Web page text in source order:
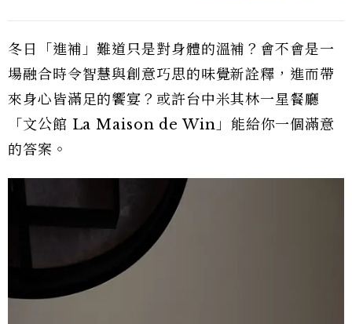
冬日「進補」難道只是對身體的溫補？會不會是一
場融合時令智慧與創意巧思的味覺新詮釋，進而帶
來身心皆滿足的饗宴？或許台中米其林一星餐廳
「文公館 La Maison de Win」能給你一個滿意
的答案。